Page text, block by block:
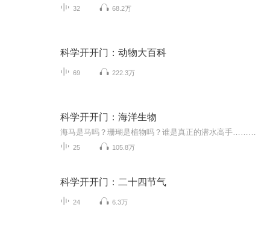
32 68.2万
科学开开门：动物大百科
69 222.3万
科学开开门：海洋生物
25 105.8万
科学开开门：二十四节气
24 6.3万